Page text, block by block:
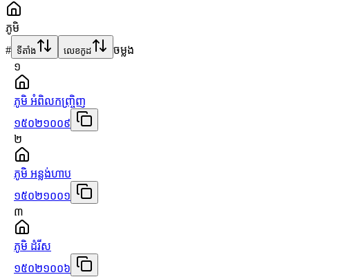
ភូមិ
# ទីតាំង លេខកូដ
ចម្លង
១
ភូមិ អំពិលកញ្ច្រិញ
១៥០២១០០៩
២
ភូមិ អន្លង់ហាប
១៥០២១០០១
៣
ភូមិ ដំរីស
១៥០២១០០៦